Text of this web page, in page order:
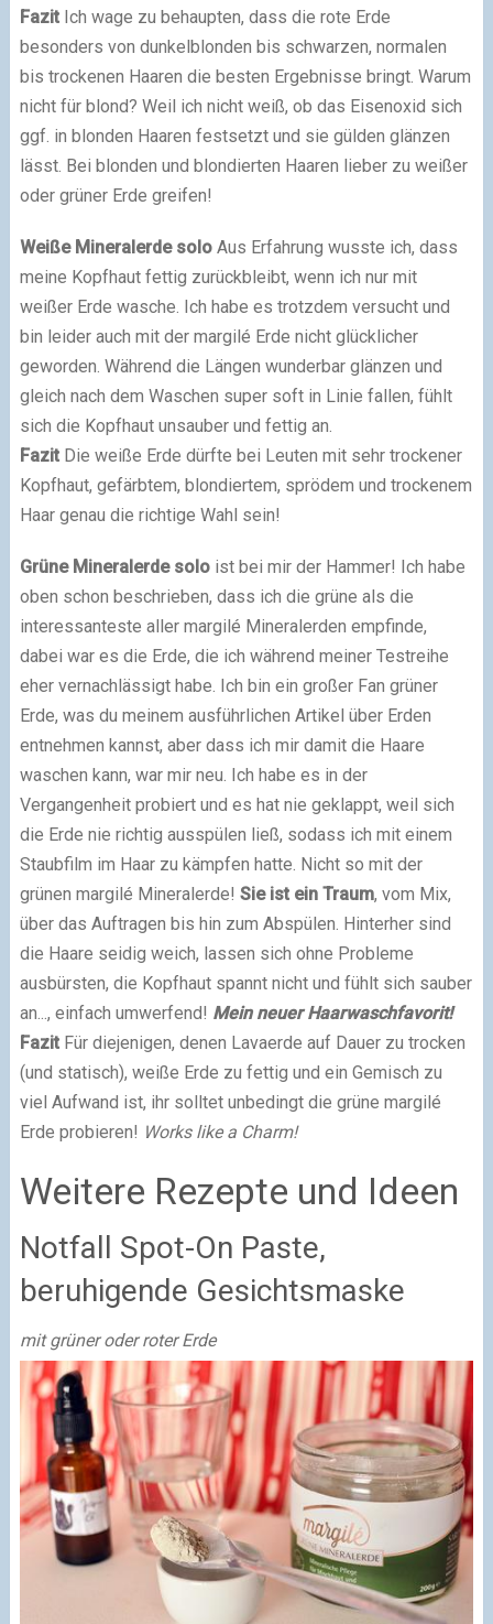
FazitIch wage zu behaupten, dass die rote Erde
besonders von dunkelblonden bis schwarzen, normalen
bis trockenen Haaren die besten Ergebnisse bringt. Warum
nicht für blond? Weil ich nicht weiß, ob das Eisenoxid sich
ggf. in blonden Haaren festsetzt und sie gülden glänzen
lässt. Bei blonden und blondierten Haaren lieber zu weißer
oder grüner Erde greifen!
Weiße Mineralerde soloAus Erfahrung wusste ich, dass
meine Kopfhaut fettig zurückbleibt, wenn ich nur mit
weißer Erde wasche. Ich habe es trotzdem versucht und
bin leider auch mit der margilé Erde nicht glücklicher
geworden. Während die Längen wunderbar glänzen und
gleich nach dem Waschen super soft in Linie fallen, fühlt
sich die Kopfhaut unsauber und fettig an.
FazitDie weiße Erde dürfte bei Leuten mit sehr trockener
Kopfhaut, gefärbtem, blondiertem, sprödem und trockenem
Haar genau die richtige Wahl sein!
Grüne Mineralerde soloist bei mir der Hammer! Ich habe
oben schon beschrieben, dass ich die grüne als die
interessanteste aller margilé Mineralerden empfinde,
dabei war es die Erde, die ich während meiner Testreihe
eher vernachlässigt habe. Ich bin ein großer Fan grüner
Erde, was du meinem ausführlichen Artikel über Erden
entnehmen kannst, aber dass ich mir damit die Haare
waschen kann, war mir neu. Ich habe es in der
Vergangenheit probiert und es hat nie geklappt, weil sich
die Erde nie richtig ausspülen ließ, sodass ich mit einem
Staubfilm im Haar zu kämpfen hatte. Nicht so mit der
grünen margilé Mineralerde! Sie ist ein Traum, vom Mix,
über das Auftragen bis hin zum Abspülen. Hinterher sind
die Haare seidig weich, lassen sich ohne Probleme
ausbürsten, die Kopfhaut spannt nicht und fühlt sich sauber
an..., einfach umwerfend! Mein neuer Haarwaschfavorit!
FazitFür diejenigen, denen Lavaerde auf Dauer zu trocken
(und statisch), weiße Erde zu fettig und ein Gemisch zu
viel Aufwand ist, ihr solltet unbedingt die grüne margilé
Erde probieren! Works like a Charm!
Weitere Rezepte und Ideen
Notfall Spot-On Paste,
beruhigende Gesichtsmaske
mit grüner oder roter Erde